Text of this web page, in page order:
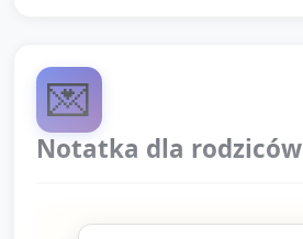
💌
Notatka dla rodziców